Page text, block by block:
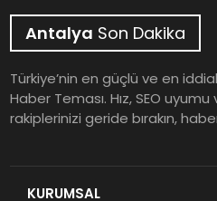
Antalya Son Dakika
Türkiye’nin en güçlü ve en
Haber Teması. Hız, SEO
rakiplerinizi geride bırakın,
KURUMSAL